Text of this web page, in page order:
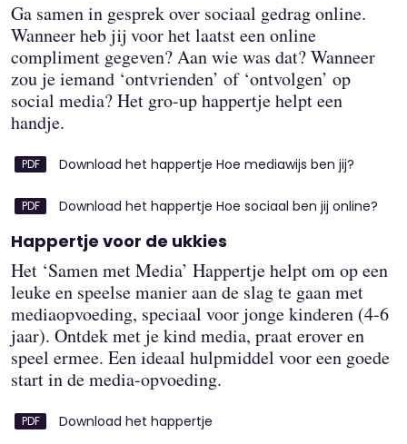
Ga samen in gesprek over sociaal gedrag online.
Wanneer heb jij voor het laatst een online
compliment gegeven? Aan wie was dat? Wanneer
zou je iemand ‘ontvrienden’ of ‘ontvolgen’ op
social media? Het gro-up happertje helpt een
handje.
Download het happertje Hoe mediawijs ben jij?
Download het happertje Hoe sociaal ben jij online?
Happertje voor de ukkies
Het ‘Samen met Media’ Happertje helpt om op een
leuke en speelse manier aan de slag te gaan met
mediaopvoeding, speciaal voor jonge kinderen (4-6
jaar). Ontdek met je kind media, praat erover en
speel ermee. Een ideaal hulpmiddel voor een goede
start in de media-opvoeding.
Download het happertje